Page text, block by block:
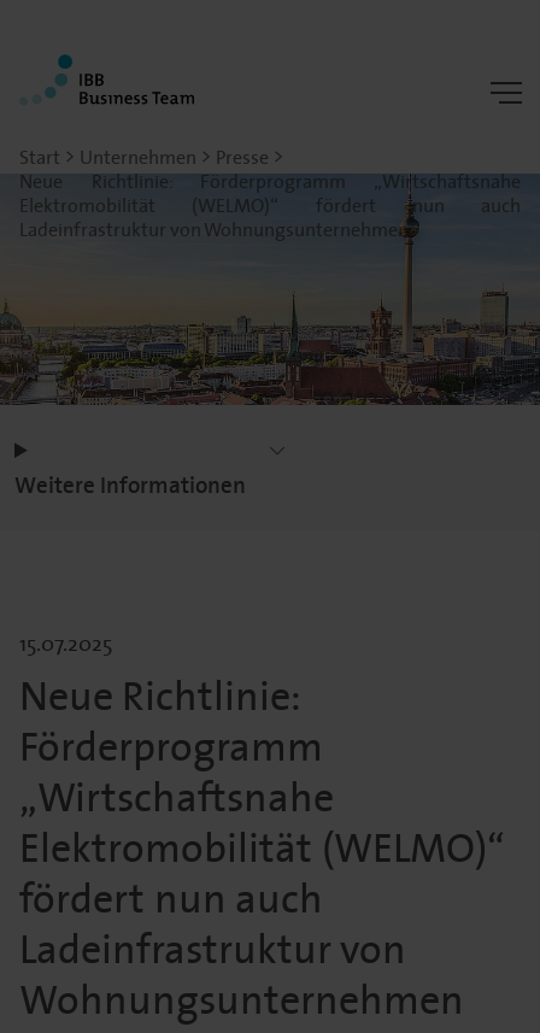
Start Unternehmen Presse
Neue Richtlinie: Förderprogramm „Wirtschaftsnahe
Elektromobilität (WELMO)“ fördert nun auch
Ladeinfrastruktur von Wohnungsunternehmen
Weitere Informationen
15.07.2025
Neue Richtlinie:
Förderprogramm
„Wirtschaftsnahe
Elektromobilität (WELMO)“
fördert nun auch
Ladeinfrastruktur von
Wohnungsunternehmen